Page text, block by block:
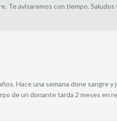
Te avisaremos con tiempo. Saludos
Hace una semana done sangre
de un donante tarda 2 meses en